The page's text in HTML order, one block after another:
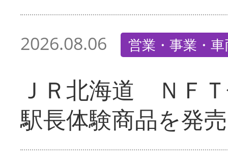
2026.08.06 営業・事業・
ＪＲ北海道 ＮＦ
駅長体験商品を発売